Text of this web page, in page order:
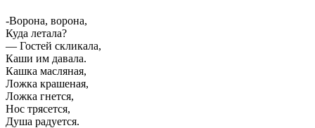
-Ворона, ворона,
Куда летала?
— Гостей скликала,
Каши им давала.
Кашка масляная,
Ложка крашеная,
Ложка гнется,
Нос трясется,
Душа радуется.